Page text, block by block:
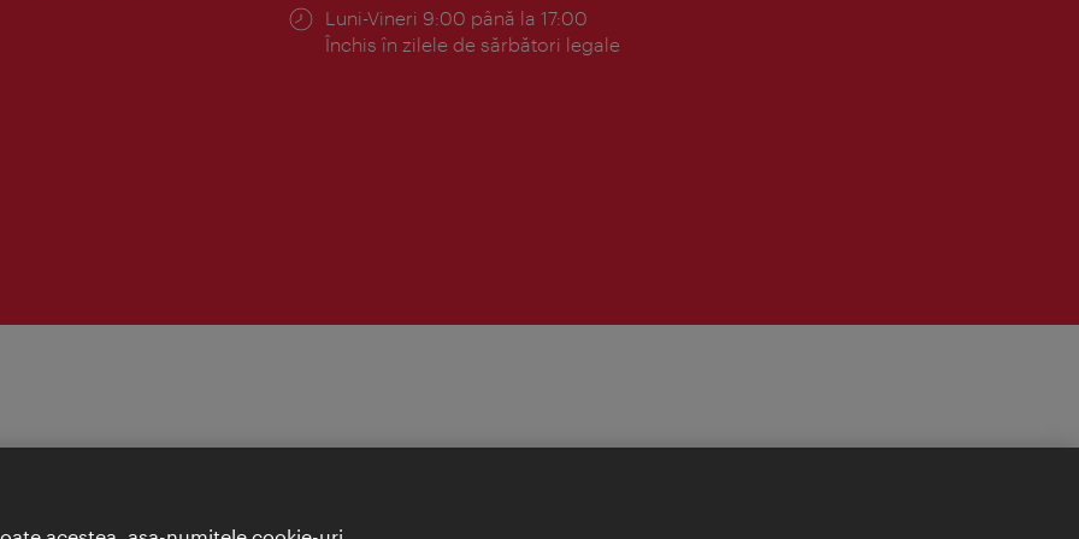
Program:
Luni-Vineri 9:00 până la 17:00
Închis în zilele de sărbători legale